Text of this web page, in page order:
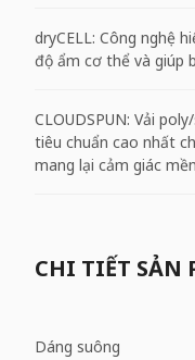
dryCELL: Công nghệ
độ ẩm cơ thể và giúp
CLOUDSPUN: Vải
tiêu chuẩn cao nhất
mang lại cảm giác
CHI TIẾT SẢN
Dáng suông